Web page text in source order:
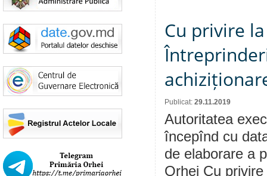
Cu privire
Publicat: 29.11.2019
Autoritatea
începînd cu
de elaborare a
Orhei Cu